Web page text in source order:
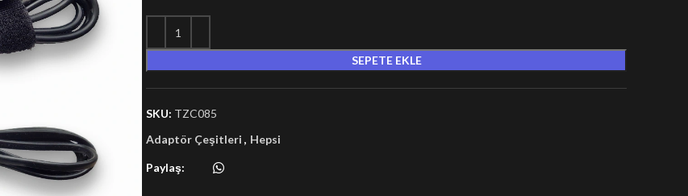
SEPETE EKLE
SKU: TZC085
Adaptör Çeşitleri , Hepsi
Paylaş: